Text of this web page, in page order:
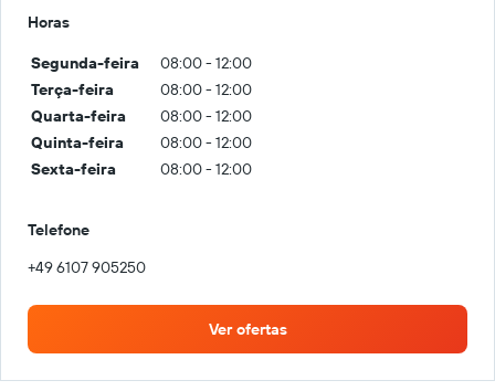
Horas
Segunda-feira
08:00 - 12:00
Terça-feira
08:00 - 12:00
Quarta-feira
08:00 - 12:00
Quinta-feira
08:00 - 12:00
Sexta-feira
08:00 - 12:00
Telefone
+49 6107 905250
Ver ofertas